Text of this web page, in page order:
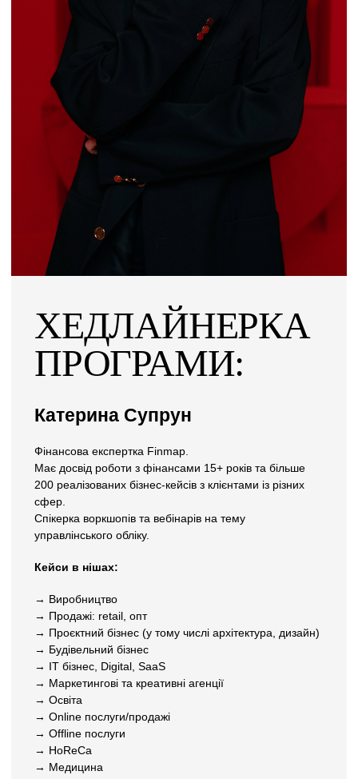
ХЕДЛАЙНЕРКА
ПРОГРАМИ:
Катерина Супрун
Фінансова експертка Finmap.
Має досвід роботи з фінансами 15+ років та більше
200 реалізованих бізнес-кейсів з клієнтами із різних
сфер.
Спікерка воркшопів та вебінарів на тему
управлінського обліку.
Кейси в нішах:
→ Виробництво
→ Продажі: retail, опт
→ Проєктний бізнес (у тому числі архітектура, дизайн)
→ Будівельний бізнес
→ IT бізнес, Digital, SaaS
→ Маркетингові та креативні агенції
→ Освіта
→ Online послуги/продажі
→ Offline послуги
→ HoReCa
→ Медицина